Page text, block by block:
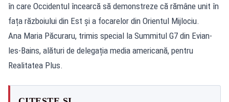
în care Occidentul încearcă să demonstreze că rămâne unit în
fața războiului din Est și a focarelor din Orientul Mijlociu.
Ana Maria Păcuraru, trimis special la Summitul G7 din Evian-
les-Bains, alături de delegația media americană, pentru
Realitatea Plus.